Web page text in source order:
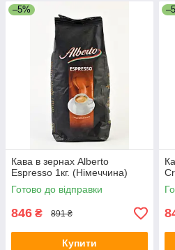
–5%
Кава в зернах Alberto
Espresso 1кг. (Німеччина)
Готово до відправки
846 ₴ 891 ₴
Купити